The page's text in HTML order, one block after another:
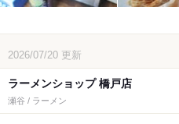
2026/07/20 更新
ラーメンショップ 橋戸店
瀬谷 / ラーメン